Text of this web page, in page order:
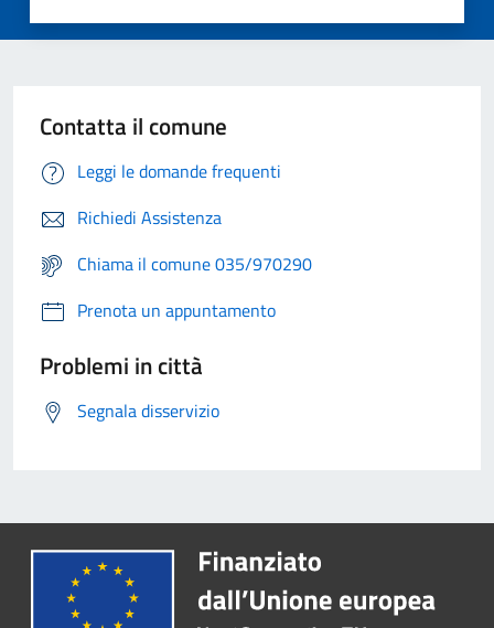
Contatta il comune
Leggi le domande frequenti
Richiedi Assistenza
Chiama il comune 035/970290
Prenota un appuntamento
Problemi in città
Segnala disservizio